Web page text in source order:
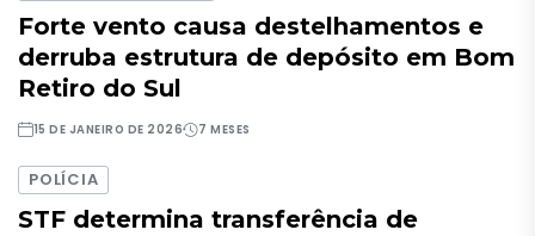
Forte vento causa destelhamentos e
derruba estrutura de depósito em Bom
Retiro do Sul
15 DE JANEIRO DE 2026 7 MESES
POLÍCIA
STF determina transferência de